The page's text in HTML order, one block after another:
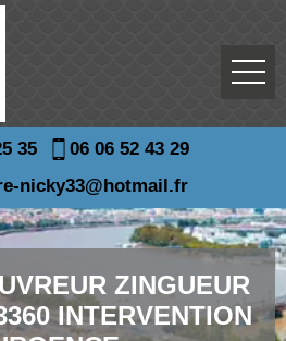
35
06 06 52 43 29
nicky33@hotmail.fr
ZINGUEUR
INTERVENTION